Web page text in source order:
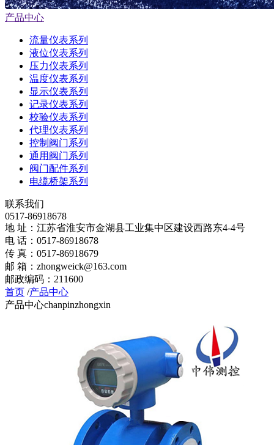
产品中心
流量仪表系列
液位仪表系列
压力仪表系列
温度仪表系列
显示仪表系列
记录仪表系列
校验仪表系列
代理仪表系列
控制阀门系列
通用阀门系列
阀门配件系列
电缆桥架系列
联系我们
0517-86918678
地 址：江苏省淮安市金湖县工业集中区建设西路东4-4号
电 话：0517-86918678
传 真：0517-86918679
邮 箱：zhongweick@163.com
邮政编码：211600
首页 /产品中心
产品中心chanpinzhongxin